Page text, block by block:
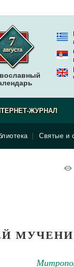
Святые и
ЖУРНАЛ